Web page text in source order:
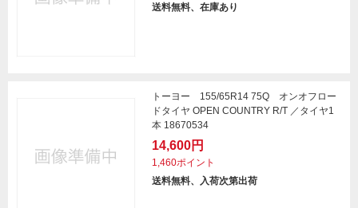
送料無料、在庫あり
トーヨー 155/65R14 75Q オンオフロー
ドタイヤ OPEN COUNTRY R/T ／タイヤ1
本 18670534
14,600円
1,460ポイント
送料無料、入荷次第出荷